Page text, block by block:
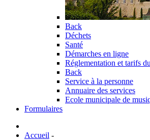
Back
Déchets
Santé
Démarches en ligne
Réglementation et tarifs
Back
Service à la personne
Annuaire des services
Ecole municipale de
Formulaires
Accueil -